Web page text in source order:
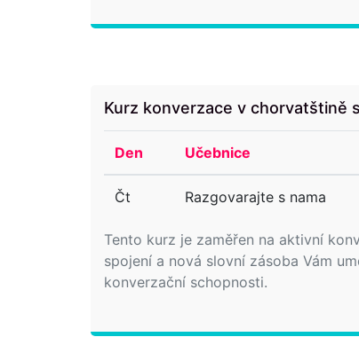
Kurz konverzace v chorvatštině
Tento kurz je zaměřen na aktivní
spojení a nová slovní zásoba Vám
konverzační schopnosti.
Den Učebnice
Čt Razgovarajte s nama